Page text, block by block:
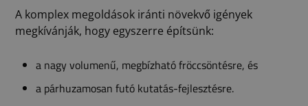
A komplex megoldások iránti növekvő igények
megkívánják, hogy egyszerre építsünk:
a nagy volumenű, megbízható fröccsöntésre, és
a párhuzamosan futó kutatás-fejlesztésre.